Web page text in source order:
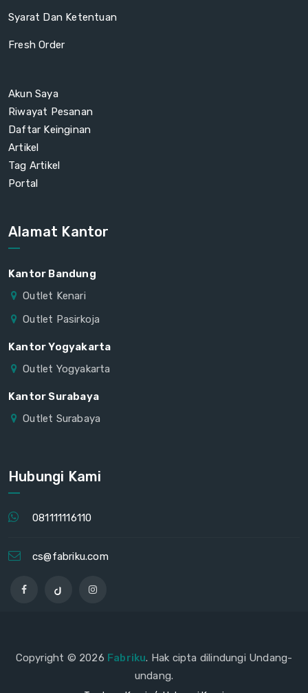
Syarat Dan Ketentuan
Fresh Order
Akun Saya
Riwayat Pesanan
Daftar Keinginan
Artikel
Tag Artikel
Portal
Alamat Kantor
Kantor Bandung
Outlet Kenari
Outlet Pasirkoja
Kantor Yogyakarta
Outlet Yogyakarta
Kantor Surabaya
Outlet Surabaya
Hubungi Kami
081111116110
cs@fabriku.com
Copyright © 2026 Fabriku. Hak cipta dilindungi Undang-
undang.